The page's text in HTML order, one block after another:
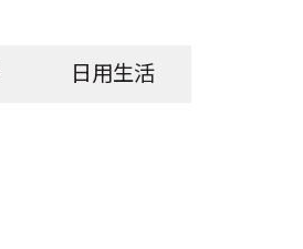
日用生活